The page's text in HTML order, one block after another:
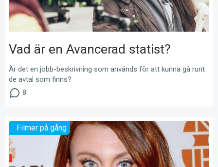
Vad är en Avancerad statist?
Är det en jobb-beskrivning som används för att kunna gå runt
de avtal som finns?
8
Filmer på gång